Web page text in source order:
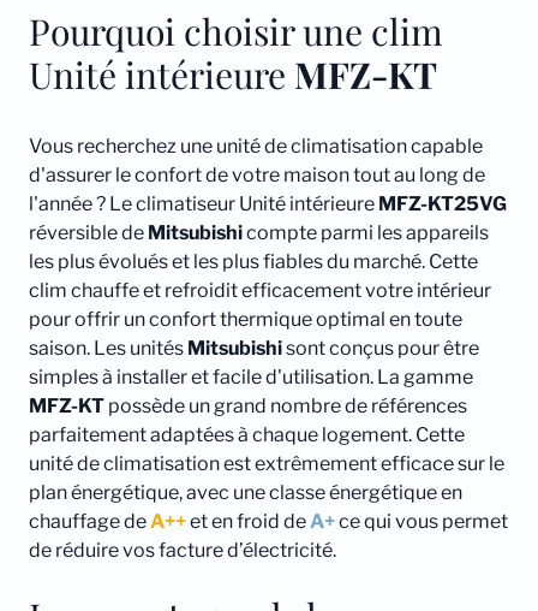
Pourquoi choisir une clim
Unité intérieure MFZ-KT
Vous recherchez une unité de climatisation capable
d'assurer le confort de votre maison tout au long de
l'année ? Le climatiseur Unité intérieure MFZ-KT25VG
réversible de Mitsubishicompte parmi les appareils
les plus évolués et les plus fiables du marché. Cette
clim chauffe et refroidit efficacement votre intérieur
pour offrir un confort thermique optimal en toute
saison. Les unités Mitsubishisont conçus pour être
simples à installer et facile d'utilisation. La gamme
MFZ-KT possède un grand nombre de références
parfaitement adaptées à chaque logement. Cette
unité de climatisation est extrêmement efficace sur le
plan énergétique, avec une classe énergétique en
chauffage de A++et en froid de A+ce qui vous permet
de réduire vos facture d’électricité.